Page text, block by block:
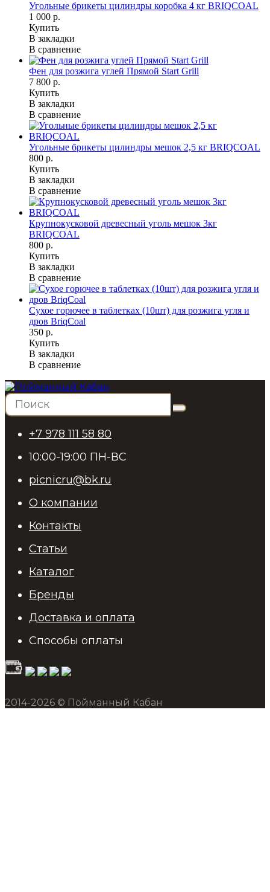
Угольные брикеты цилиндры коробка 4 кг BRIQCOAL
1 000 р.
Купить
В закладки
В сравнение
Фен для розжига углей Прямой Start Grill
7 800 р.
Купить
В закладки
В сравнение
Угольные брикеты цилиндры мешок 2,5 кг BRIQCOAL
800 р.
Купить
В закладки
В сравнение
Крупнокусковой древесный уголь мешок 3кг
BRIQCOAL
800 р.
Купить
В закладки
В сравнение
Сухое горючее в таблетках (10шт) для розжига угля и
дров BriqCoal
350 р.
Купить
В закладки
В сравнение
+7 978 111 58 80
10:00-19:00 ПН-ВС
picnicru@bk.ru
О компании
Контакты
Статьи
Каталог
Бренды
Доставка и оплата
Способы оплаты
2014-2026 © Пойманный Кабан